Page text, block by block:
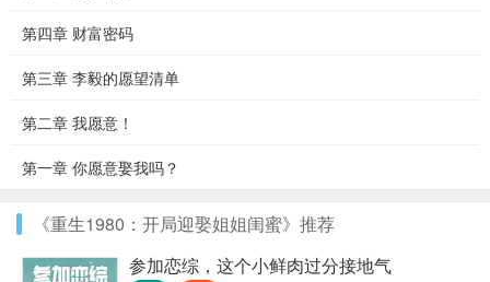
第四章 财富密码
第三章 李毅的愿望清单
第二章 我愿意！
第一章 你愿意娶我吗？
《重生1980：开局迎娶姐姐闺蜜》推荐
参加恋综，这个小鲜肉过分接地气